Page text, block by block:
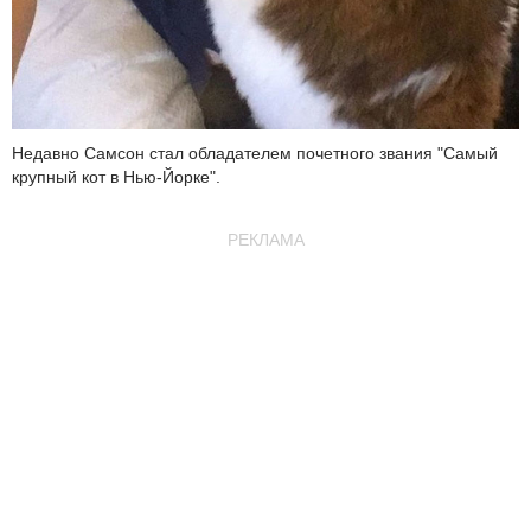
Недавно Самсон стал обладателем почетного звания "Самый
крупный кот в Нью-Йорке".
РЕКЛАМА